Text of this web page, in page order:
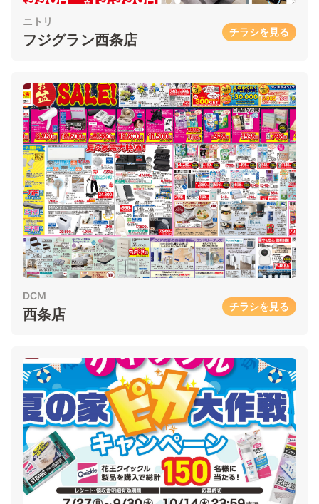
ニトリ
フジグラン西条店 チラシを見る
DCM
西条店 チラシを見る